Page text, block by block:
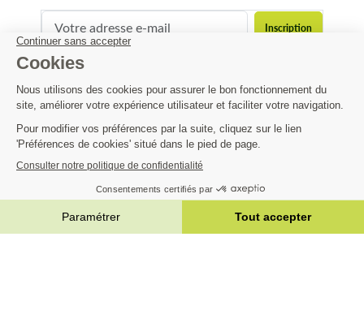
7,94 €
  AJOUTER AU PANIER
contact@matijardin.fr 04 81 120 120
Matijardin
Infos pratiques
|Réalisation